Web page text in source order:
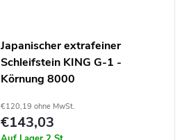
Japanischer extrafeiner
Schleifstein KING G-1 -
Körnung 8000
€120,19 ohne MwSt.
€143,03